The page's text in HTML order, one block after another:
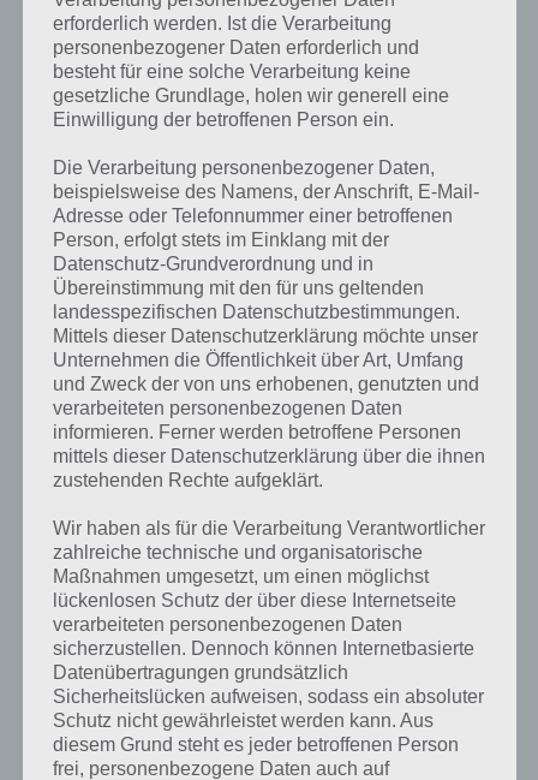
Steuerung, da sich euer Flugzeug so kontrollierter steuern lässt.
Dies ist nämlich auch wichtig, denn auf dem Weg müsst ihr über
Geschwindigkeitsbooster fahren, um so kurze Zeit schneller zu
fahren. Da du gegen andere Fahrer antrittst, ist so eine gute
Objekte, die du auf andere Fahrer abschießen kannst.
360 Grad Wettrennen hat die App Tail Drift deswegen bekommen,
weil ihr auf der Bahn drehen könnt. Allerdings gibt es ab und zu
Hindernisse, denen ihr dann natürlich ausweichen müsst. Gelungen
ist aber auch die Umgebung und Landschaft der App. So gibt es
Inseln, uralte Tempel und Wüstenschluchten, durch die ihr fliegt.
Verschiedene Flugzeuge und Strecken
Für Spielspaß sorgen insgesamt 3 Touren mit insgesamt 18
Wettbewerbesplätzen. Weiterhin wurden 10 Wettbewerbsbahnen
angelegt, auf denen ihr euch mit anderen Spielern messen könnt.
Zusätzlich gibt es insgesamt 8 Flugzeuge, die ihr kaufen und
aufrüsten könnt. Für das erste wird euch das Geld zur Verfügung
gestellt.
Damit ihr gegen die anderen Spieler auch langfristig eine Chance
habt, muss das Fluzeug in Sachen Höchstgeschwindigkeit,
Bedienung, Beschleunigung und Schubkraft verbessert werden.
Gameplay Video zu Tail Drift
erforderlich werden. Ist die Verarbeitung
personenbezogener Daten erforderlich und
besteht für eine solche Verarbeitung keine
gesetzliche Grundlage, holen wir generell eine
Einwilligung der betroffenen Person ein.
Die Verarbeitung personenbezogener Daten,
beispielsweise des Namens, der Anschrift, E-Mail-
Adresse oder Telefonnummer einer betroffenen
Person, erfolgt stets im Einklang mit der
Datenschutz-Grundverordnung und in
Übereinstimmung mit den für uns geltenden
landesspezifischen Datenschutzbestimmungen.
Mittels dieser Datenschutzerklärung möchte unser
Unternehmen die Öffentlichkeit über Art, Umfang
und Zweck der von uns erhobenen, genutzten und
verarbeiteten personenbezogenen Daten
informieren. Ferner werden betroffene Personen
mittels dieser Datenschutzerklärung über die ihnen
zustehenden Rechte aufgeklärt.
Wir haben als für die Verarbeitung Verantwortlicher
zahlreiche technische und organisatorische
Maßnahmen umgesetzt, um einen möglichst
lückenlosen Schutz der über diese Internetseite
verarbeiteten personenbezogenen Daten
sicherzustellen. Dennoch können Internetbasierte
Datenübertragungen grundsätzlich
Sicherheitslücken aufweisen, sodass ein absoluter
Schutz nicht gewährleistet werden kann. Aus
diesem Grund steht es jeder betroffenen Person
frei, personenbezogene Daten auch auf